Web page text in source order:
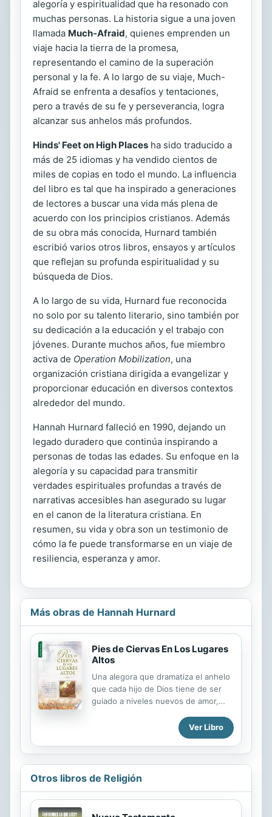
alegoría y espiritualidad que ha resonado con
muchas personas. La historia sigue a una joven
llamada Much-Afraid, quienes emprenden un
viaje hacia la tierra de la promesa,
representando el camino de la superación
personal y la fe. A lo largo de su viaje, Much-
Afraid se enfrenta a desafíos y tentaciones,
pero a través de su fe y perseverancia, logra
alcanzar sus anhelos más profundos.
Hinds' Feet on High Places ha sido traducido a
más de 25 idiomas y ha vendido cientos de
miles de copias en todo el mundo. La influencia
del libro es tal que ha inspirado a generaciones
de lectores a buscar una vida más plena de
acuerdo con los principios cristianos. Además
de su obra más conocida, Hurnard también
escribió varios otros libros, ensayos y artículos
que reflejan su profunda espiritualidad y su
búsqueda de Dios.
A lo largo de su vida, Hurnard fue reconocida
no solo por su talento literario, sino también por
su dedicación a la educación y el trabajo con
jóvenes. Durante muchos años, fue miembro
activa de Operation Mobilization, una
organización cristiana dirigida a evangelizar y
proporcionar educación en diversos contextos
alrededor del mundo.
Hannah Hurnard falleció en 1990, dejando un
legado duradero que continúa inspirando a
personas de todas las edades. Su enfoque en la
alegoría y su capacidad para transmitir
verdades espirituales profundas a través de
narrativas accesibles han asegurado su lugar
en el canon de la literatura cristiana. En
resumen, su vida y obra son un testimonio de
cómo la fe puede transformarse en un viaje de
resiliencia, esperanza y amor.
Más obras de Hannah Hurnard
Pies de Ciervas En Los Lugares
Altos
Una alegora que dramatiza el anhelo
que cada hijo de Dios tiene de ser
guiado a niveles nuevos de amor,
dramatizing the yearning of God's
children to be led to new heights of
love, joy and victory.
Ver Libro
Otros libros de Religión